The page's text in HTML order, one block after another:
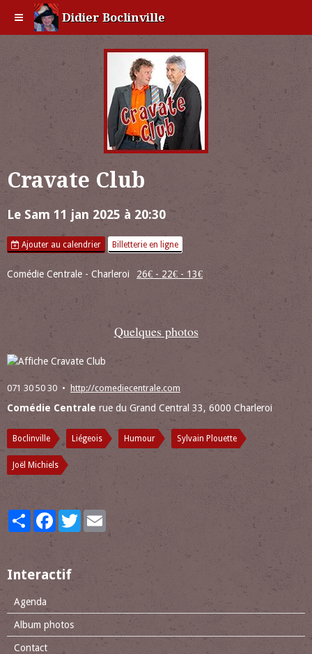
Didier Boclinville
Cravate Club
Le Sam 11 jan 2025 à 20:30
Ajouter au calendrier Billetterie en ligne
Comédie Centrale - Charleroi 26€ - 22€ - 13€
Quelques photos
071 30 50 30 http://comediecentrale.com
Comédie Centrale rue du Grand Central 33, 6000 Charleroi
Boclinville Liégeois Humour Sylvain Plouette
Joël Michiels
PartagerFacebookTwitter
Interactif
Agenda
Album photos
Contact